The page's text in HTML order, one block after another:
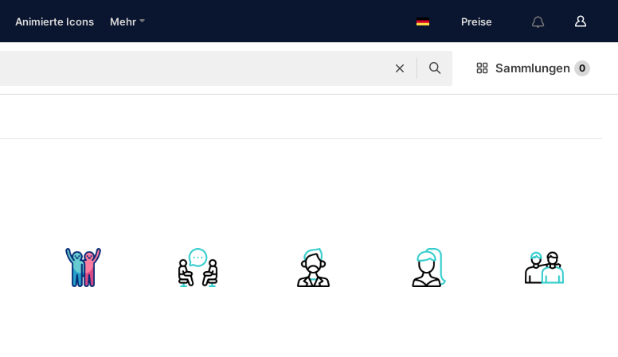
Animierte Icons Mehr Preise
Sammlungen 0